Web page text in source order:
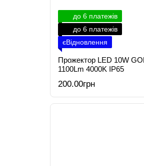
до 6 платежів
до 6 платежів
єВідновлення
Прожектор LED 10W
1100Lm 4000K IP65
200.00грн